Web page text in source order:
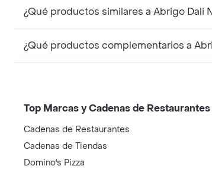
¿Qué productos similares a Abrigo Dali
¿Qué productos complementarios a
Top Marcas y Cadenas de Restaurantes
Cadenas de Restaurantes
Cadenas de Tiendas
Domino's Pizza